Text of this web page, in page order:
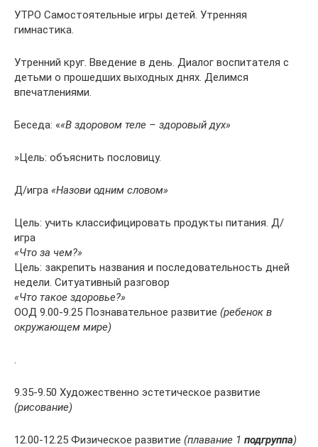
УТРО Самостоятельные игры детей. Утренняя
гимнастика.
Утренний круг. Введение в день. Диалог воспитателя с
детьми о прошедших выходных днях. Делимся
впечатлениями.
Беседа: ««В здоровом теле – здоровый дух»
»Цель: объяснить пословицу.
Д/игра «Назови одним словом»
Цель: учить классифицировать продукты питания. Д/
игра
«Что за чем?»
Цель: закрепить названия и последовательность дней
недели. Ситуативный разговор
«Что такое здоровье?»
ООД 9.00-9.25 Познавательное развитие (ребенок в
окружающем мире)
.
9.35-9.50 Художественно эстетическое развитие
(рисование)
12.00-12.25 Физическое развитие (плавание 1 подгруппа)